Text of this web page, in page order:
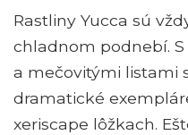
Rastliny Yucca sú
chladnom podnebí.
a mečovitými listami
dramatické
xeriscape lôžkach.